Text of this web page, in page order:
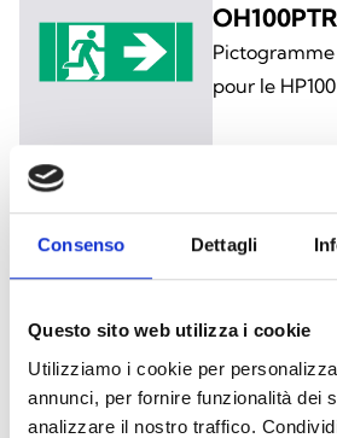
Consenso Dettagli
Questo sito web utilizza i cookie
Utilizziamo i cookie per
annunci, per fornire funzionalità dei
analizzare il nostro traffico.
pour le HP100